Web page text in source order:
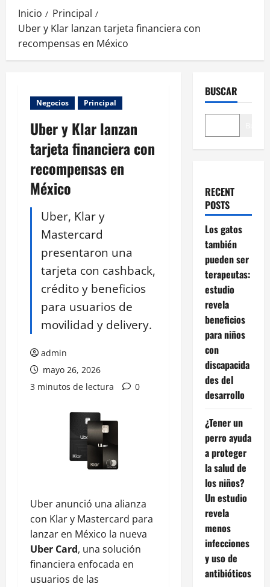
Inicio
Principal
Uber y Klar lanzan tarjeta financiera con
recompensas en México
Negocios Principal
Uber y Klar lanzan
tarjeta financiera con
recompensas en
México
Uber, Klar y
Mastercard
presentaron una
tarjeta con cashback,
crédito y beneficios
para usuarios de
movilidad y delivery.
admin
mayo 26, 2026
3 minutos de lectura
0
Uber anunció una alianza
con Klar y Mastercard para
lanzar en México la nueva
Uber Card, una solución
financiera enfocada en
usuarios de las
BUSCAR
RECENT
POSTS
Los gatos
también
pueden ser
terapeutas:
estudio
revela
beneficios
para niños
con
discapacida
des del
desarrollo
¿Tener un
perro ayuda
a proteger
la salud de
los niños?
Un estudio
revela
menos
infecciones
y uso de
antibióticos